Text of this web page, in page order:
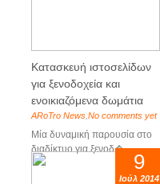
Κατασκευή ιστοσελίδων
για ξενοδοχεία και
ενοικιαζόμενα δωμάτια
ARoTro News No comments yet
Μία δυναμική παρουσία στο
διαδίκτυο για ξενοδ�...
9
Ιούλ 2014